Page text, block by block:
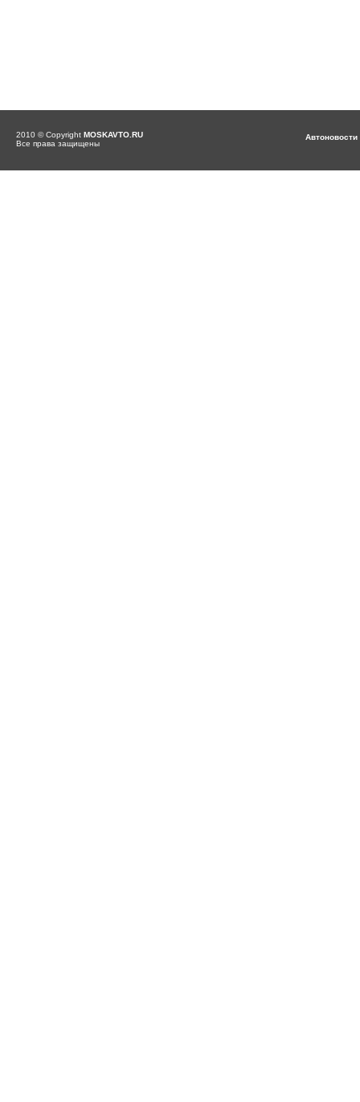
2010 © Copyright MOSKAVTO.RU
Все права защищены
Автоновости